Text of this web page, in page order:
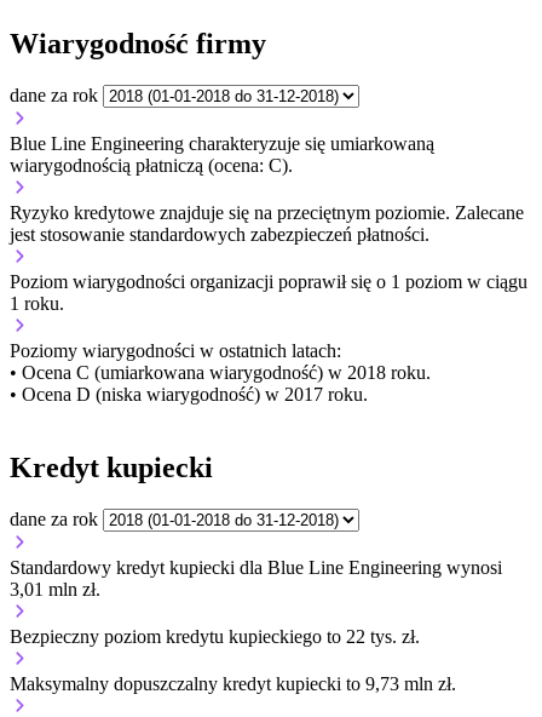
Wiarygodność firmy
dane za rok
Blue Line Engineering charakteryzuje się umiarkowaną
wiarygodnością płatniczą (ocena: C).
Ryzyko kredytowe znajduje się na przeciętnym poziomie. Zalecane
jest stosowanie standardowych zabezpieczeń płatności.
Poziom wiarygodności organizacji poprawił się o 1 poziom w ciągu
1 roku.
Poziomy wiarygodności w ostatnich latach:
• Ocena C (umiarkowana wiarygodność) w 2018 roku.
• Ocena D (niska wiarygodność) w 2017 roku.
Kredyt kupiecki
dane za rok
Standardowy kredyt kupiecki dla Blue Line Engineering wynosi
3,01 mln zł.
Bezpieczny poziom kredytu kupieckiego to 22 tys. zł.
Maksymalny dopuszczalny kredyt kupiecki to 9,73 mln zł.